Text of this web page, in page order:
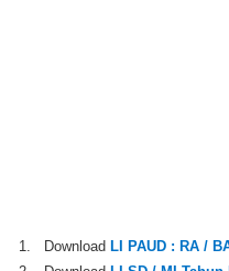
1. Download LI PAUD : RA /